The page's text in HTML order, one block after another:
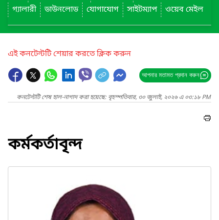
গ্যালারী
ডাউনলোড যোগাযোগ সাইটম্যাপ ওয়েব মেইল
এই কনটেন্টটি শেয়ার করতে ক্লিক করুন
আপনার মতামত প্রদান করুন
কনটেন্টটি শেষ হাল-নাগাদ করা হয়েছে: বৃহস্পতিবার, ৩০ জুলাই, ২০২৬ এ ০৩:১৮ PM
কর্মকর্তাবৃন্দ